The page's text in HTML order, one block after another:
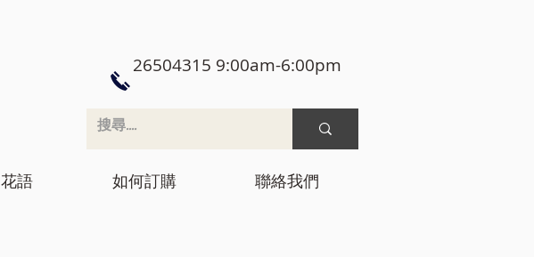
26504315 9:00am-6:00pm
花語 如何訂購 聯絡我們